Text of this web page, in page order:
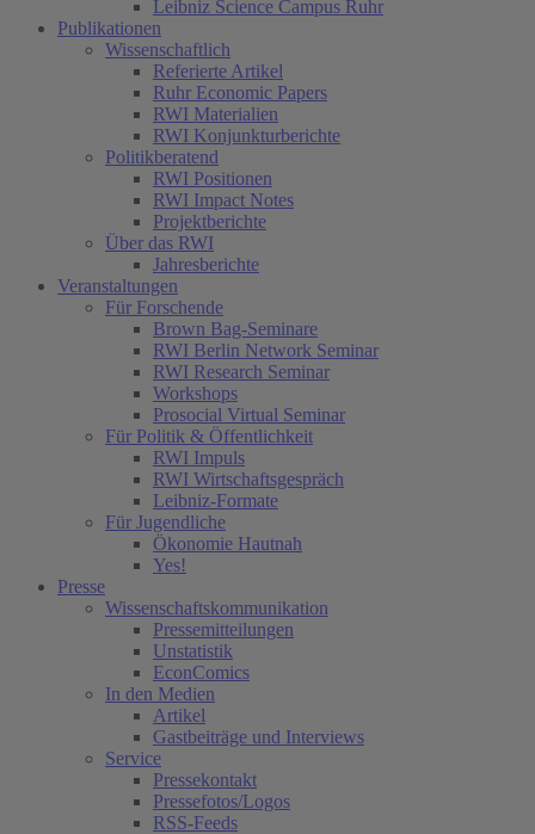
Leibniz Science Campus Ruhr
Publikationen
Wissenschaftlich
Referierte Artikel
Ruhr Economic Papers
RWI Materialien
RWI Konjunkturberichte
Politikberatend
RWI Positionen
RWI Impact Notes
Projektberichte
Über das RWI
Jahresberichte
Veranstaltungen
Für Forschende
Brown Bag-Seminare
RWI Berlin Network Seminar
RWI Research Seminar
Workshops
Prosocial Virtual Seminar
Für Politik & Öffentlichkeit
RWI Impuls
RWI Wirtschaftsgespräch
Leibniz-Formate
Für Jugendliche
Ökonomie Hautnah
Yes!
Presse
Wissenschaftskommunikation
Pressemitteilungen
Unstatistik
EconComics
In den Medien
Artikel
Gastbeiträge und Interviews
Service
Pressekontakt
Pressefotos/Logos
RSS-Feeds